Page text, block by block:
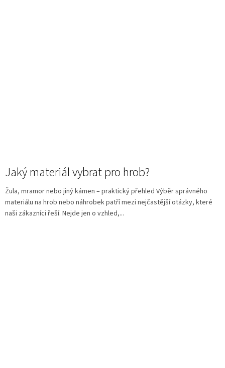
Jaký materiál vybrat pro hrob?
Žula, mramor nebo jiný kámen – praktický přehled Výběr správného
materiálu na hrob nebo náhrobek patří mezi nejčastější otázky, které
naši zákazníci řeší. Nejde jen o vzhled,...